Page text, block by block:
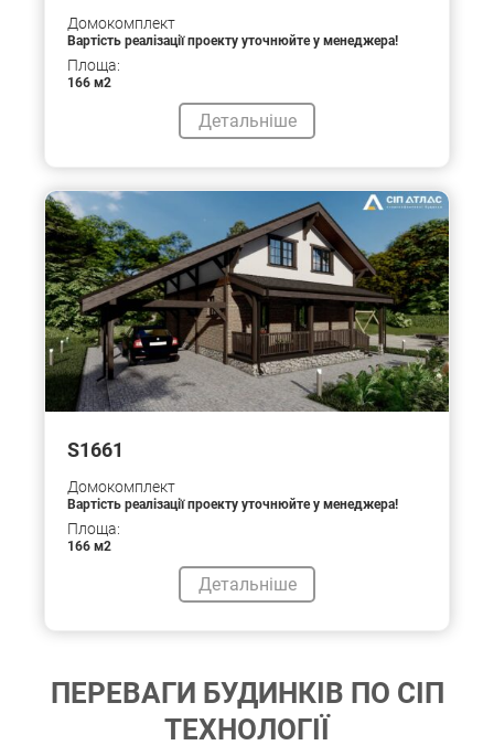
Домокомплект
Вартість реалізації проекту уточнюйте у менеджера!
Площа:
166 м2
Детальніше
S1661
Домокомплект
Вартість реалізації проекту уточнюйте у менеджера!
Площа:
166 м2
Детальніше
ПЕРЕВАГИ БУДИНКIВ ПО СIП
ТЕХНОЛОГIЇ